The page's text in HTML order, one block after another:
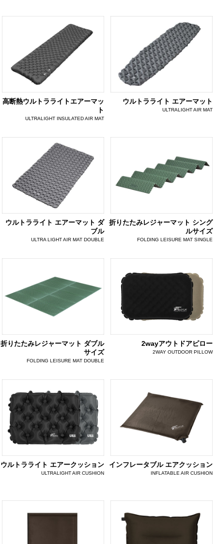
高断熱ウルトラライトエアーマッ
ト
ULTRALIGHT INSULATED AIR MAT
ウルトラライト エアーマット
ULTRALIGHT AIR MAT
ウルトラライト エアーマット ダ
ブル
ULTRA LIGHT AIR MAT DOUBLE
折りたたみレジャーマット シング
ルサイズ
FOLDING LEISURE MAT SINGLE
折りたたみレジャーマット ダブル
サイズ
FOLDING LEISURE MAT DOUBLE
2wayアウトドアピロー
2WAY OUTDOOR PILLOW
ウルトラライト エアークッション
ULTRALIGHT AIR CUSHION
インフレータブル エアクッション
INFLATABLE AIR CUSHION